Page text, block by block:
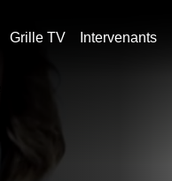
Grille TV Intervenants